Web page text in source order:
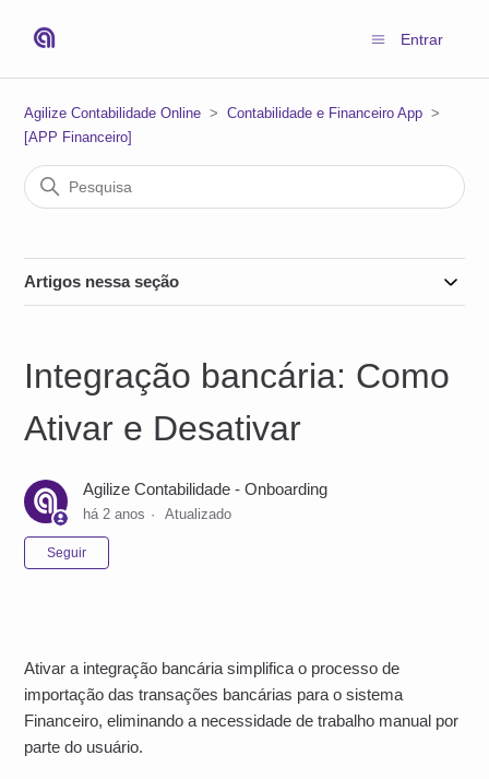
Entrar
Agilize Contabilidade Online
Contabilidade e Financeiro App
[APP Financeiro]
Artigos nessa seção
Integração bancária: Como
Ativar e Desativar
Agilize Contabilidade - Onboarding
há 2 anos Atualizado
Seguir
Ativar a integração bancária simplifica o processo de
importação das transações bancárias para o sistema
Financeiro, eliminando a necessidade de trabalho manual por
parte do usuário.